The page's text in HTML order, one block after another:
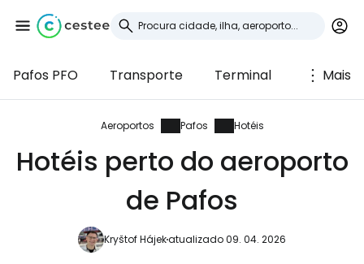
Pafos PFO Transporte Terminal Mais
Aeroportos Pafos Hotéis
Hotéis perto do aeroporto
de Pafos
Kryštof Hájekatualizado 09. 04. 2026
Iniciar sessão no
Cestee
... a comunidade mundial de viajantes